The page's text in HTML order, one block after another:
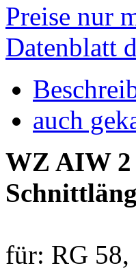
Preise nur
Datenblatt
auch
WZ AIW 2
für: RG 58,